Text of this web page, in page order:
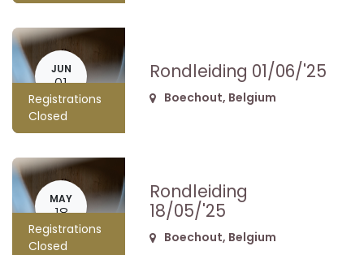
JUN
01
Registrations
Closed
Rondleiding 01/06/'25
Boechout, Belgium
MAY
18
Registrations
Closed
Rondleiding
18/05/'25
Boechout, Belgium